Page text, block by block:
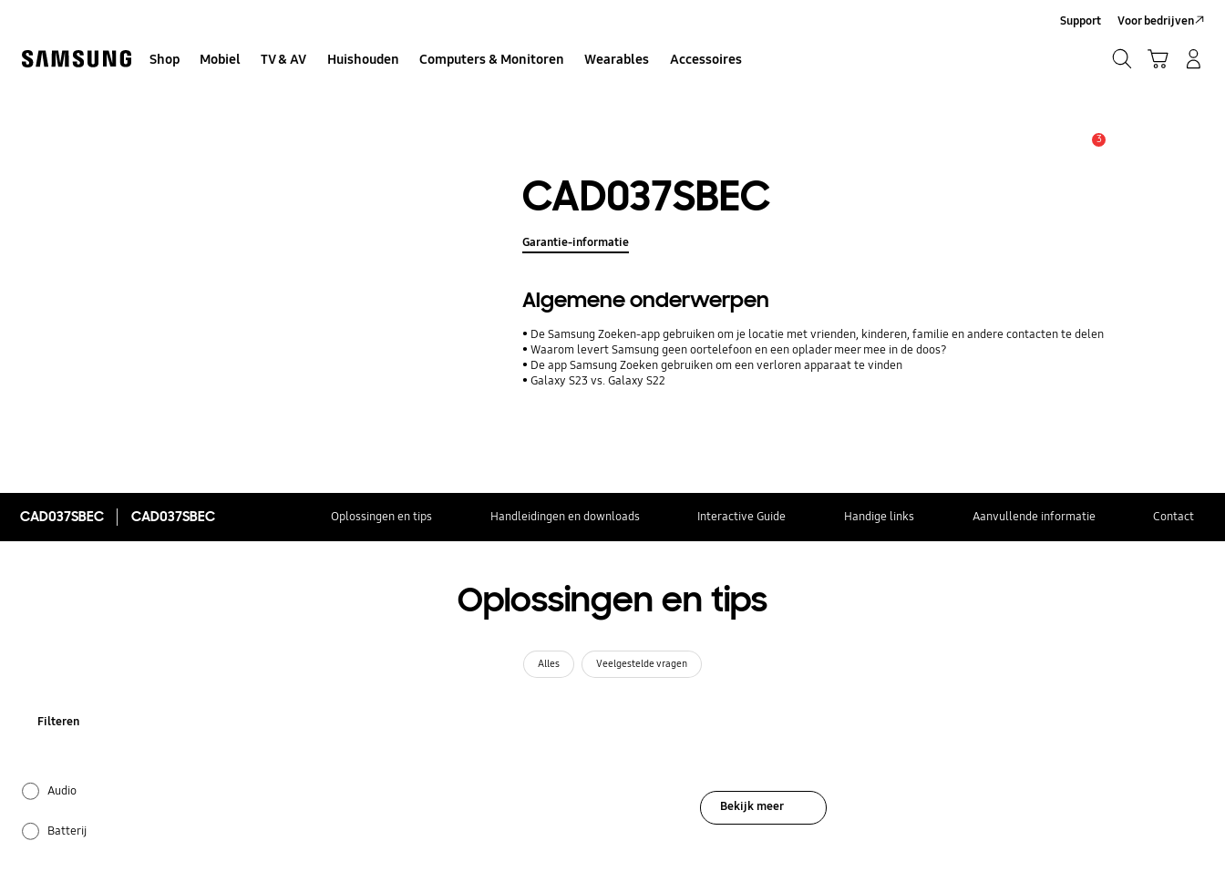
Shop Mobiel TV & AV Huishouden Computers & Monitoren Wearables Accessoires
Support Voor bedrijven
3
CAD037SBEC
Garantie-informatie
Algemene onderwerpen
De Samsung Zoeken-app gebruiken om je locatie met vrienden, kinderen, familie en andere contacten te delen
Waarom levert Samsung geen oortelefoon en een oplader meer mee in de doos?
De app Samsung Zoeken gebruiken om een verloren apparaat te vinden
Galaxy S23 vs. Galaxy S22
CAD037SBEC CAD037SBEC Oplossingen en tips Handleidingen en downloads Interactive Guide Handige links Aanvullende informatie Contact
Oplossingen en tips
Alles Veelgestelde vragen
Filteren
Audio
Batterij
Bekijk meer